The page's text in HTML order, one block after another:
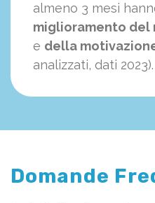
almeno 3 mesi
miglioramento del
e della
analizzati, dati 2023).
Domande